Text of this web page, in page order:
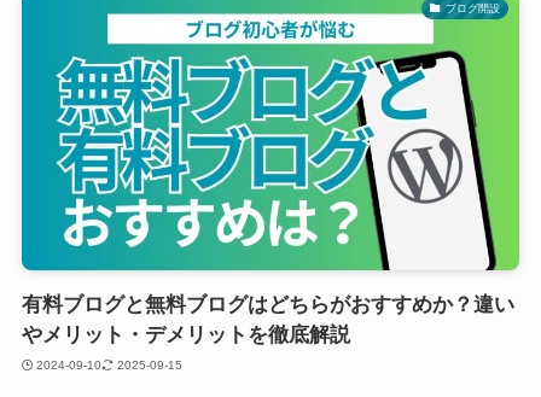
ブログ開設
有料ブログと無料ブログはどちらがおすすめか？違い
やメリット・デメリットを徹底解説
2024-09-10 2025-09-15